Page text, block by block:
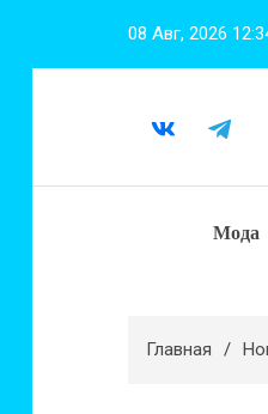
08 Авг, 2026
Мода
Главная